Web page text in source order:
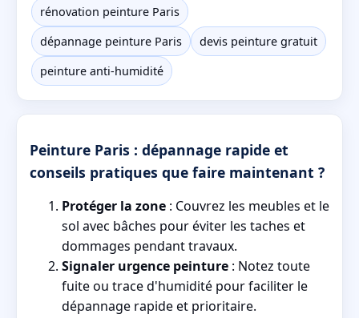
rénovation peinture Paris
dépannage peinture Paris
devis peinture gratuit
peinture anti-humidité
Peinture Paris : dépannage rapide et
conseils pratiques que faire maintenant ?
Protéger la zone : Couvrez les meubles et le
sol avec bâches pour éviter les taches et
dommages pendant travaux.
Signaler urgence peinture : Notez toute
fuite ou trace d'humidité pour faciliter le
dépannage rapide et prioritaire.